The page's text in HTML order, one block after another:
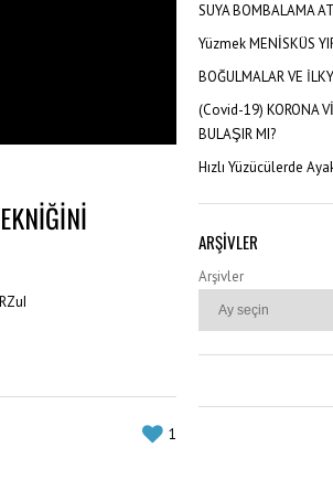
1
SUYA BOMBALAMA
Yüzmek MENİSKÜS
BOĞULMALAR VE
(Covid-19) KORONA
BULAŞIR MI?
Hızlı Yüzücülerde
ARŞIVLER
Arşivler